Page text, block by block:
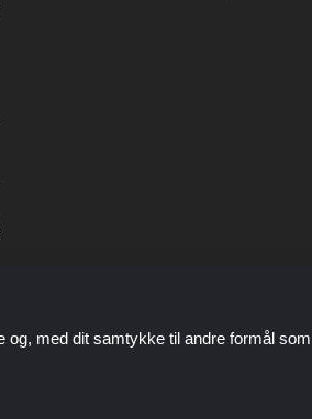
og, med dit samtykke til andre formål